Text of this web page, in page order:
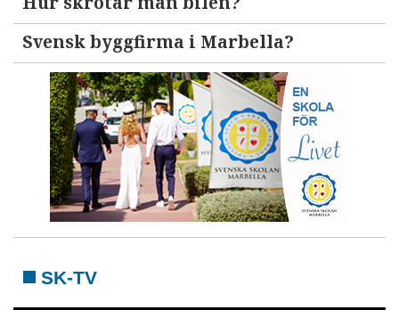
Svensk byggfirma i Marbella?
SK-TV